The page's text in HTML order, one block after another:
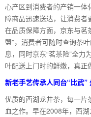
心产区到消费者的产销一
障商品迅速送达，让消费者
在品质保障方面，京东与茗
盟”，消费者可随时查询茶
息，同时京东“茗茶险”全
叶配送上门时的鲜嫩，真正
新老手艺传承人同台“比武
优质的西湖龙井茶，每一
血之作。早在2008年，西